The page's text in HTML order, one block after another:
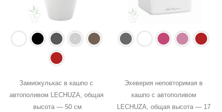
Замиокулькас в кашпо с
автополивом LECHUZA, общая
высота — 50 см
Эхеверия неповторимая в
кашпо с автополивом
LECHUZA, общая высота — 17